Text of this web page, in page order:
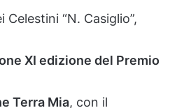
Celestini “N. Casiglio”,
XI edizione del Premio
Terra Mia, con il